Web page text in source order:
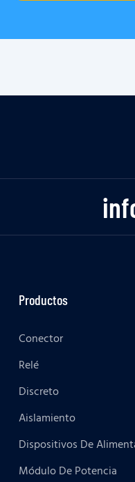
Productos
Conector
Relé
Discreto
Aislamiento
Dispositivos De
Módulo De Potencia